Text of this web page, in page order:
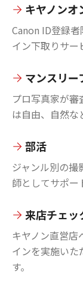
キヤノンオ
Canon ID登録
イン下取りサー
マンスリー
プロ写真家が
は自由、自然な
部活
ジャンル別の
師としてサポー
来店チェッ
キヤノン直営店
インを実施いた
す。